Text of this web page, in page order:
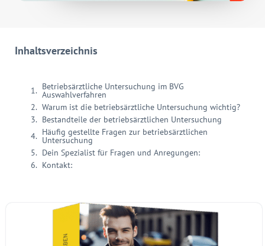
Inhaltsverzeichnis
Betriebsärztliche Untersuchung im BVG
Auswahlverfahren
Warum ist die betriebsärztliche Untersuchung wichtig?
Bestandteile der betriebsärztlichen Untersuchung
Häufig gestellte Fragen zur betriebsärztlichen
Untersuchung
Dein Spezialist für Fragen und Anregungen:
Kontakt: